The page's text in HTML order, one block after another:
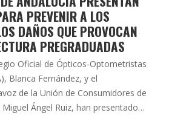
PREVENIR A LOS
DAÑOS QUE PROVOCAN
PREGRADUADAS
Oficial de Ópticos-Optometristas
Blanca Fernández, y el
de la Unión de Consumidores de
Miguel Ángel Ruiz, han presentado